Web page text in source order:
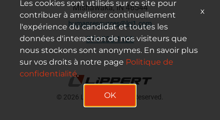
Mishawaka, IN 46544
humanresources@lci1.com
574-535-1125
© 2026 Lippert All Rights Reserved.
Les cookies sont utilisés sur ce site pour
contribuer à améliorer continuellement
l'expérience du candidat et toutes les
données d'interaction de nos visiteurs que
nous stockons sont anonymes. En savoir plus
sur vos droits à notre page Politique de
confidentialité.
OK
x